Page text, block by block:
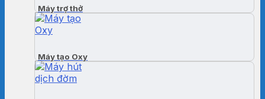
Máy trợ thở
Máy tạo Oxy